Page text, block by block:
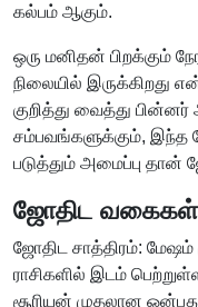
கல்பம் ஆகும்.
ஒரு மனிதன் பிறக்கும்
நிலையில் இருக்கிறது
குறித்து வைத்து
சம்பவங்களுக்கும், இந்த
படுத்தும் அமைப்பு தான்
ஜோதிட வகைகள்
ஜோதிட சாத்திரம்:
ராசிகளில் இடம்
சூரியன் முதலான